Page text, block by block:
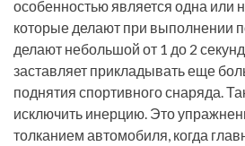
особенностью является одна или
которые делают при выполнении
делают небольшой от 1 до 2
заставляет прикладывать еще
поднятия спортивного снаряда.
исключить инерцию. Это
толканием автомобиля, когда